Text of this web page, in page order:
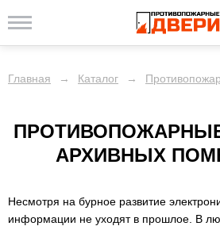
Главная → Каталог →
АРХИВНЫХ
Несмотря на бурное развитие
информации не уходят в прошлое. В
ОТДЕЛКА
ДОПОЛНИТЕЛЬНО